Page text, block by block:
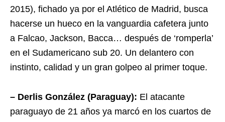
2015), fichado ya por el Atlético de Madrid, busca
hacerse un hueco en la vanguardia cafetera junto
a Falcao, Jackson, Bacca… después de ‘romperla’
en el Sudamericano sub 20. Un delantero con
instinto, calidad y un gran golpeo al primer toque.
– Derlis González (Paraguay): El atacante
paraguayo de 21 años ya marcó en los cuartos de